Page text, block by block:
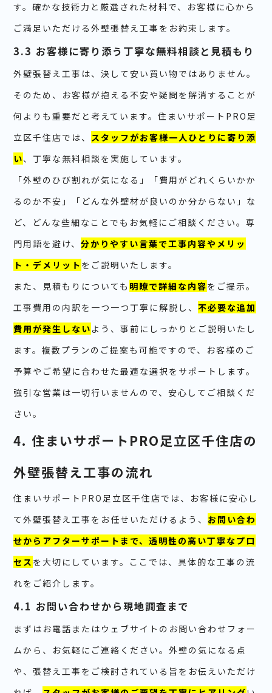
す。確かな技術力と厳選された材料で、お客様に心から
ご満足いただける外壁張替え工事をお約束します。
3.3 お客様に寄り添う丁寧な無料相談と見積もり
外壁張替え工事は、決して安い買い物ではありません。
そのため、お客様が抱える不安や疑問を解消することが
何よりも重要だと考えています。住まいサポートPRO足
立区千住店では、 スタッフがお客様一人ひとりに寄り添
い、丁寧な無料相談を実施しています。
「外壁のひび割れが気になる」「費用がどれくらいかか
るのか不安」「どんな外壁材が良いのか分からない」な
ど、どんな些細なことでもお気軽にご相談ください。専
門用語を避け、分かりやすい言葉で工事内容やメリッ
ト・デメリット をご説明いたします。
また、見積もりについても 明瞭で詳細な内容をご提示。
工事費用の内訳を一つ一つ丁寧に解説し、不必要な追加
費用が発生しない よう、事前にしっかりとご説明いたし
ます。複数プランのご提案も可能ですので、お客様のご
予算やご希望に合わせた最適な選択をサポートします。
強引な営業は一切行いませんので、安心してご相談くだ
さい。
4. 住まいサポートPRO足立区千住店の
外壁張替え工事の流れ
住まいサポートPRO足立区千住店では、お客様に安心し
て外壁張替え工事をお任せいただけるよう、 お問い合わ
せからアフターサポートまで、透明性の高い丁寧なプロ
セス を大切にしています。ここでは、具体的な工事の流
れをご紹介します。
4.1 お問い合わせから現地調査まで
まずはお電話またはウェブサイトのお問い合わせフォー
ムから、お気軽にご連絡ください。外壁の気になる点
や、張替え工事をご検討されている旨をお伝えいただけ